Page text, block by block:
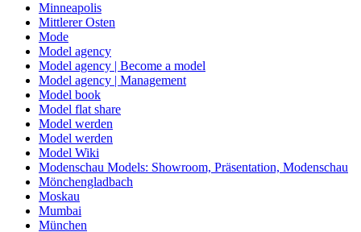
Minneapolis
Mittlerer Osten
Mode
Model agency
Model agency | Become a model
Model agency | Management
Model book
Model flat share
Model werden
Model werden
Model Wiki
Modenschau Models: Showroom, Präsentation, Modenschau
Mönchengladbach
Moskau
Mumbai
München